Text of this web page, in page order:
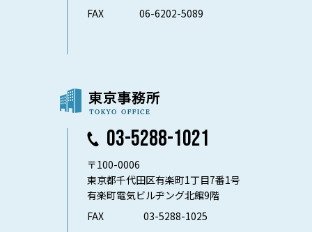
FAX
06-6202-5089
03-5288-1021
〒100-0006
東京都千代田区有楽町1丁目7番1号
有楽町電気ビルヂング北館9階
FAX
03-5288-1025